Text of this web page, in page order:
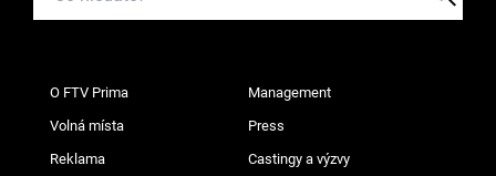
O FTV Prima Management
Volná místa Press
Reklama Castingy a výzvy